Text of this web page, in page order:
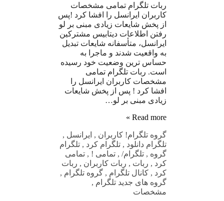
ربات تلگرام تمامی مشخصات
کاربران ایرانسل را افشا کرد !پس
از پخش شایعات زیادی مبنی بر لو
رفتن اطلاعات دیتابیس مشترکین
ایرانسل، متأسفانه شایعات تبدیل
به واقعیت شدند و ماجرا به
حساس ترین وضعیت خود رسیده
است. ربات تلگرام تمامی
مشخصات کاربران ایرانسل را
افشا کرد ! پس از پخش شایعات
زیادی مبنی بر لو…
Read more »
گروه تلگرام! کاربران , ایرانسل ,
تلگرام دانلود , تلگرام کرد , تلگرام
گروه , تلگرام/, تمامی ! , تمامی
کرد , ربات , ربات کاربران , ربات
کرد , کانال تلگرام , گروه تلگرام ,
گروه های جدید تلگرام ,
مشخصات